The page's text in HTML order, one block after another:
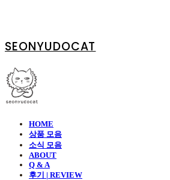
SEONYUDOCAT
HOME
상품 모음
소식 모음
ABOUT
Q & A
후기 | REVIEW